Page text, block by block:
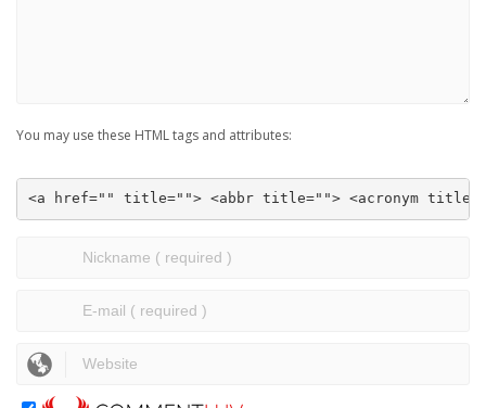
You may use these HTML tags and attributes:
<a href="" title=""> <abbr title=""> <acronym